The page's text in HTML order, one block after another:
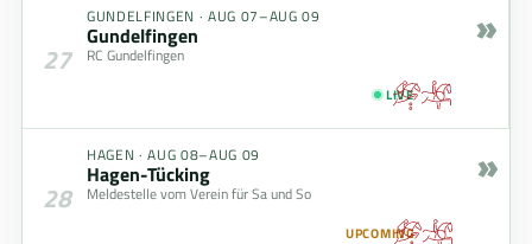
27
GUNDELFINGEN · AUG 07–AUG 09
Gundelfingen
RC Gundelfingen
LIVE
»
28
HAGEN ·AUG 08–AUG 09
Hagen-Tücking
Meldestelle vom Verein für Sa und So
UPCOMING
»